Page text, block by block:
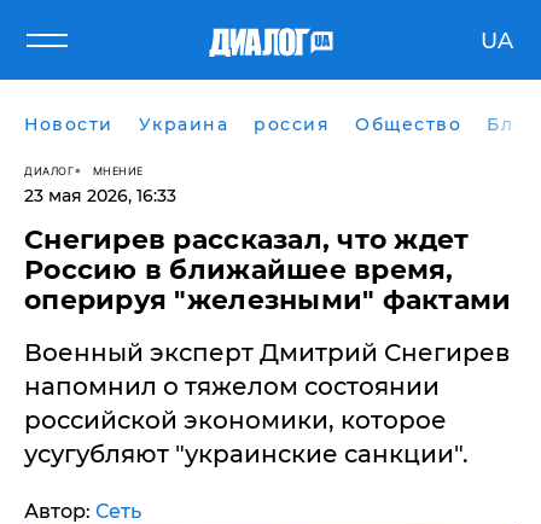
UA
Новости Украина россия Общество
ДИАЛОГ МНЕНИЕ
23 мая 2026, 16:33
Снегирев рассказал, что ждет
Россию в ближайшее время,
оперируя "железными" фактами
Военный эксперт Дмитрий Снегирев
напомнил о тяжелом состоянии
российской экономики, которое
усугубляют "украинские санкции".
Автор: Сеть